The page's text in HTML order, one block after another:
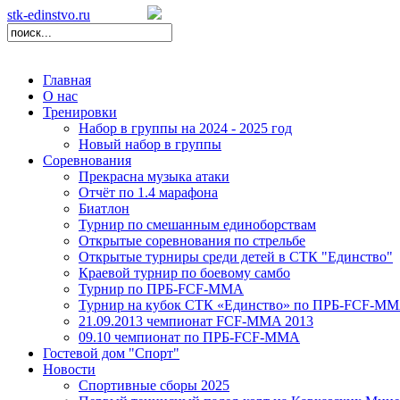
stk-edinstvo.ru
Главная
О нас
Тренировки
Набор в группы на 2024 - 2025 год
Новый набор в группы
Соревнования
Прекрасна музыка атаки
Отчёт по 1.4 марафона
Биатлон
Турнир по смешанным единоборствам
Открытые соревнования по стрельбе
Открытые турниры среди детей в СТК "Единство"
Краевой турнир по боевому самбо
Турнир по ПРБ-FCF-ММА
Турнир на кубок СТК «Единство» по ПРБ-FCF-
21.09.2013 чемпионат FCF-MMA 2013
09.10 чемпионат по ПРБ-FCF-MMA
Гостевой дом "Спорт"
Новости
Спортивные сборы 2025